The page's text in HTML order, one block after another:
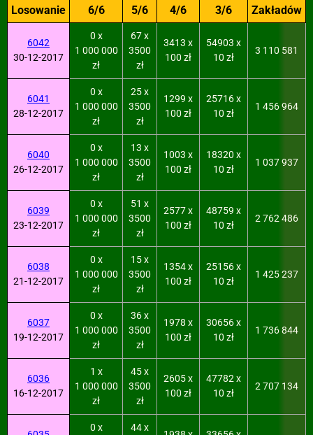
Losowanie 6/6 5/6 4/6 3/6 Zakładów
6042
30-12-2017
0 x
1 000 000
zł
67 x
3500
zł
3413 x
100 zł
54903 x
10 zł
3 110 581
6041
28-12-2017
0 x
1 000 000
zł
25 x
3500
zł
1299 x
100 zł
25716 x
10 zł
1 456 964
6040
26-12-2017
0 x
1 000 000
zł
13 x
3500
zł
1003 x
100 zł
18320 x
10 zł
1 037 937
6039
23-12-2017
0 x
1 000 000
zł
51 x
3500
zł
2577 x
100 zł
48759 x
10 zł
2 762 486
6038
21-12-2017
0 x
1 000 000
zł
15 x
3500
zł
1354 x
100 zł
25156 x
10 zł
1 425 237
6037
19-12-2017
0 x
1 000 000
zł
36 x
3500
zł
1978 x
100 zł
30656 x
10 zł
1 736 844
6036
16-12-2017
1 x
1 000 000
zł
45 x
3500
zł
2605 x
100 zł
47782 x
10 zł
2 707 134
0 x
44 x